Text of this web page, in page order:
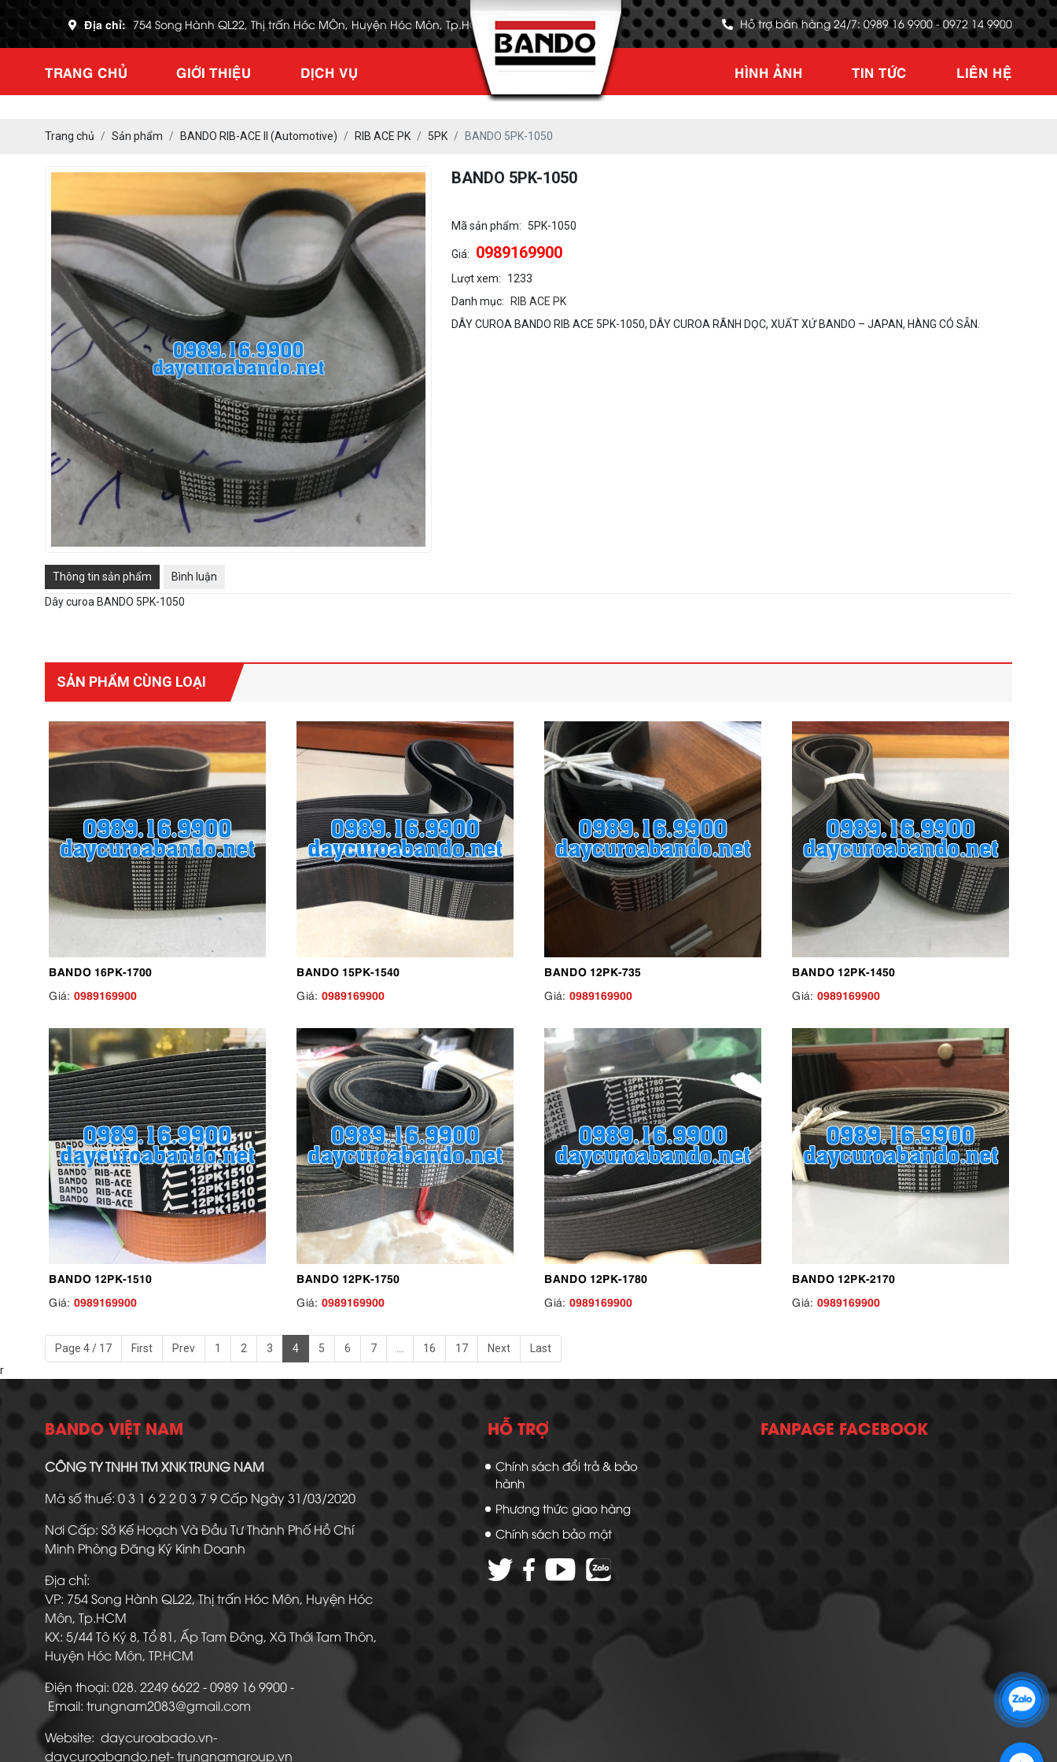
Địa chỉ: 754 Song Hành QL22, Thị trấn Hóc MÔn, Huyện Hóc Môn, Tp.HCM Hỗ trợ bán hàng 24/7: 0989 16 9900 - 0972 14 9900
TRANG CHỦ GIỚI THIỆU DỊCH VỤ HÌNH ẢNH TIN TỨC LIÊN HỆ
Trang chủ Sản phẩm BANDO RIB-ACE II (Automotive) RIB ACE PK 5PK BANDO 5PK-1050
BANDO 5PK-1050
Mã sản phẩm: 5PK-1050
Giá: 0989169900
Lượt xem:
1233
Danh mục:
RIB ACE PK
DÂY CUROA BANDO RIB ACE 5PK-1050, DÂY CUROA RÃNH DỌC, XUẤT XỨ BANDO – JAPAN, HÀNG CÓ SẴN.
Thông tin sản phẩm
Bình luận
Dây curoa BANDO 5PK-1050
SẢN PHẨM CÙNG LOẠI
BANDO 16PK-1700
Giá: 0989169900
BANDO 15PK-1540
Giá: 0989169900
BANDO 12PK-735
Giá: 0989169900
BANDO 12PK-1450
Giá: 0989169900
BANDO 12PK-1510
Giá: 0989169900
BANDO 12PK-1750
Giá: 0989169900
BANDO 12PK-1780
Giá: 0989169900
BANDO 12PK-2170
Giá: 0989169900
Page 4 / 17 First Prev 1 2 3 4 5 6 7 16 17 Next
Last
r
BANDO VIỆT NAM
CÔNG TY TNHH TM XNK TRUNG NAM
Mã số thuế: 0 3 1 6 2 2 0 3 7 9 Cấp Ngày 31/03/2020
Nơi Cấp: Sở Kế Hoạch Và Đầu Tư Thành Phố Hồ Chí
Minh Phòng Đăng Ký Kinh Doanh
Địa chỉ:
VP: 754 Song Hành QL22, Thị trấn Hóc Môn, Huyện Hóc
Môn, Tp.HCM
KX: 5/44 Tô Ký 8, Tổ 81, Ấp Tam Đông, Xã Thới Tam Thôn,
Huyện Hóc Môn, TP.HCM
Điện thoại: 028. 2249 6622 - 0989 16 9900 -
Email: trungnam2083@gmail.com
Website: daycuroabado.vn-
daycuroabando.net- trungnamgroup.vn
HỖ TRỢ
Chính sách đổi trả & bảo
hành
Phương thức giao hàng
Chính sách bảo mật
FANPAGE FACEBOOK
Zalo 2: 0972 14 9900